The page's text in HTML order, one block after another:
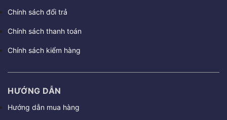
Chính sách đổi trả
Chính sách thanh toán
Chính sách kiểm hàng
HƯỚNG DẪN
Hướng dẫn mua hàng